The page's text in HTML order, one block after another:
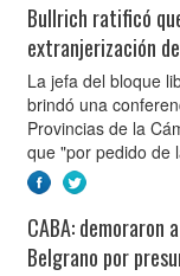
Bullrich ratificó
extranjerización
La jefa del bloque
brindó una
Provincias de la
que "por pedido de
CABA: demoraron
Belgrano por